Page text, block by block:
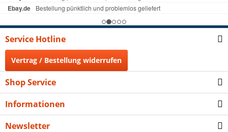
Service Hotline
Vertrag / Bestellung widerrufen
Shop Service
Informationen
Newsletter